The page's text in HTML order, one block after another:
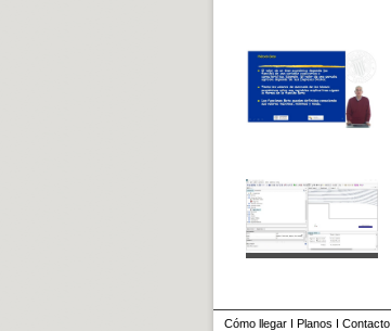
Cómo llegar I Planos I Contacto